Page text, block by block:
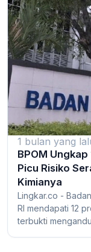
1 bulan yang
BPOM
Picu Risiko
Kimianya
Lingkar.co -
RI mendapati 12
terbukti